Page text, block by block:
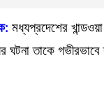
মধ্যপ্রদেশের
ঘটনা তাকে